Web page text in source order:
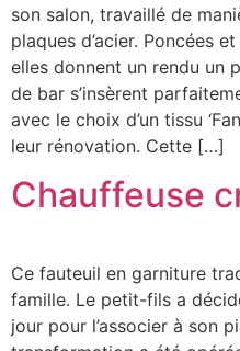
son salon, travaillé de
plaques d’acier. Poncées
elles donnent un rendu un
de bar s’insèrent
avec le choix d’un tissu
leur rénovation. Cette […]
Chauffeuse
Ce fauteuil en garniture
famille. Le petit-fils a
jour pour l’associer à son